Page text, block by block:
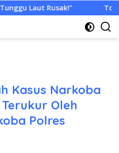
Tongkang Muat Ribuan
Kasus Narkoba
Oleh
Polres